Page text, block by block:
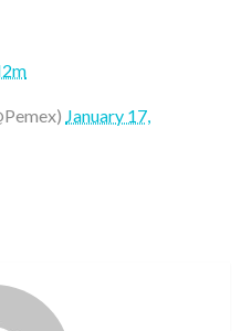
January 17,